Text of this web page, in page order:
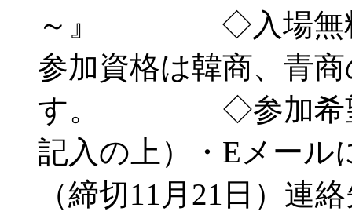
～』 ◇入場無料
参加資格は韓商、青
す。 ◇参加希望者
記入の上）・Eメール
（締切11月21日）連